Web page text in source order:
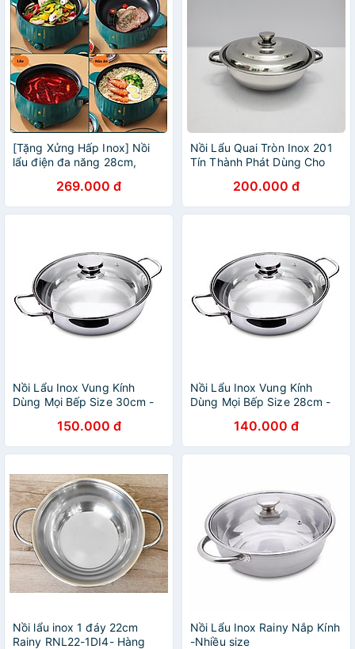
[Tặng Xửng Hấp Inox] Nồi
lẩu điện đa năng 28cm,
công suất 1000W tiện dụng
3 nấc nhiệt D Danido
269.000 đ
Nồi Lẩu Quai Tròn Inox 201
Tín Thành Phát Dùng Cho
200.000 đ
Nồi Lẩu Inox Vung Kính
Dùng Mọi Bếp Size 30cm -
150.000 đ
Nồi Lẩu Inox Vung Kính
Dùng Mọi Bếp Size 28cm -
140.000 đ
Nồi lẩu inox 1 đáy 22cm
Rainy RNL22-1DI4- Hàng
Nồi Lẩu Inox Rainy Nắp Kính
-Nhiều size